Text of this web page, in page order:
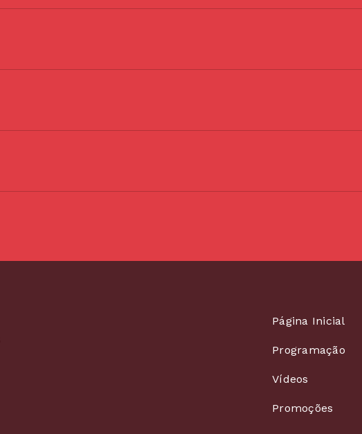
Página Inicial
Programação
Vídeos
Promoções